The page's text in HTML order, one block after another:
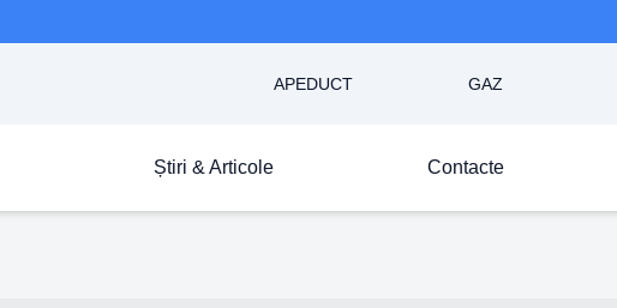
APEDUCT GAZ
Știri & Articole Contacte